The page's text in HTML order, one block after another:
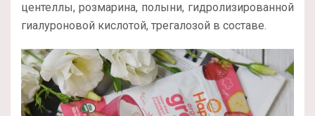
центеллы, розмарина, полыни, гидролизированной
гиалуроновой кислотой, трегалозой в составе.